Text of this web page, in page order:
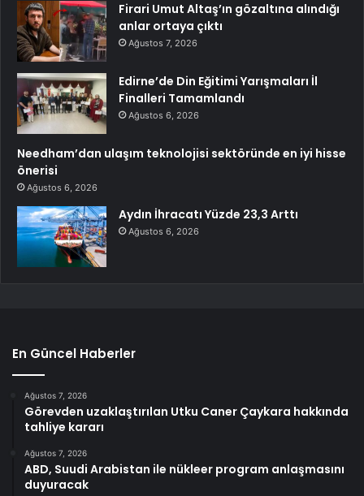
Firari Umut Altaş’ın gözaltına alındığı
anlar ortaya çıktı
Ağustos 7, 2026
Edirne’de Din Eğitimi Yarışmaları İl
Finalleri Tamamlandı
Ağustos 6, 2026
Needham’dan ulaşım teknolojisi sektöründe en iyi hisse
önerisi
Ağustos 6, 2026
Aydın İhracatı Yüzde 23,3 Arttı
Ağustos 6, 2026
En Güncel Haberler
Ağustos 7, 2026
Görevden uzaklaştırılan Utku Caner Çaykara hakkında
tahliye kararı
Ağustos 7, 2026
ABD, Suudi Arabistan ile nükleer program anlaşmasını
duyuracak